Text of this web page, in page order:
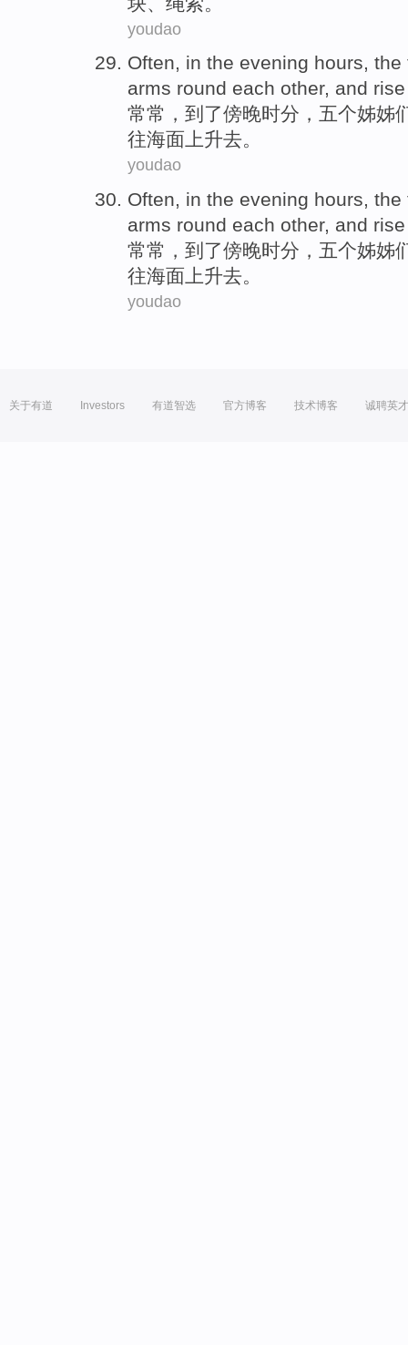
youdao
Often, in the evening hours, the
arms round each other, and rise
常常 ，到了傍晚时分 ， 五个姊姊
往海面 上升去。
youdao
Often, in the evening hours, the
arms round each other, and rise
常常 ，到了傍晚时分 ， 五个姊姊
往海面 上升去。
youdao
关于有道 Investors 有道智选 官方博客 技术博客 诚聘英才